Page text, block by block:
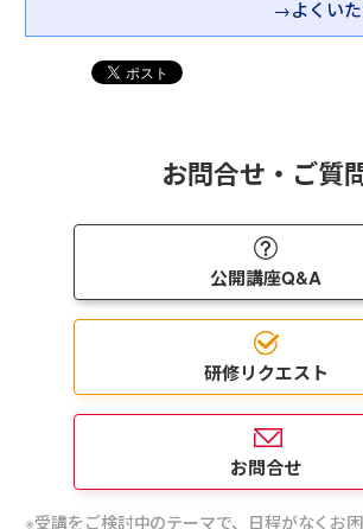
⑤プロジェクト型業務を成功に導く
ネジメントを学ぶ
ロジェクトマネジメントスキルを習得
お客さまのご受講の目的に合わせて
マネジメント研修ラインナップ
とはいえ「なかなか選べない」とお
は、ぜひお気軽にお問合せください
詳細をヒアリングさせていただいた
（２）新任管理職として防ぐべきこ
新任管理職であっても業務上、トラ
生すれば管理責任を問われます。リ
理、ナレッジマネジメント、労務管
理
みを活かして多様に発揮する
ダーシップを発揮
・変革の実行プロセスでのリーダー
（変革課題の設定、メンバーの巻き
トップ・経営層の説得）
→よくい
お問合せ・ご質
公開講座Q&A
研修リクエスト
お問合せ
受講をご検討中のテーマで、日程がなくお